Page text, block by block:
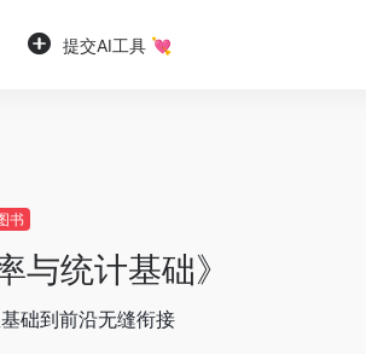
提交AI工具 💘
书
与统计基础》
础到前沿无缝衔接